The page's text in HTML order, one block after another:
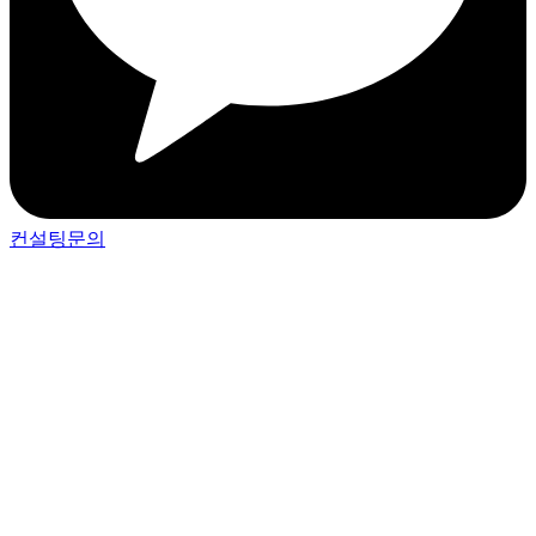
컨설팅문의